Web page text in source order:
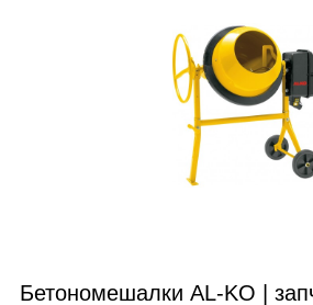
Бетономешалки AL-KO |